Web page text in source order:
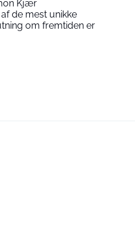
Kjær
de mest unikke
om fremtiden er